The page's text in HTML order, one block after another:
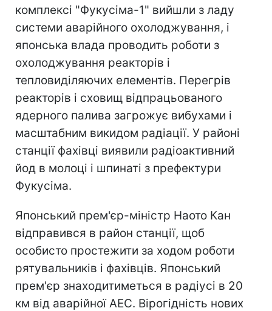
комплексі "Фукусіма-1" вийшли з ладу
системи аварійного охолоджування, і
японська влада проводить роботи з
охолоджування реакторів і
тепловиділяючих елементів. Перегрів
реакторів і сховищ відпрацьованого
ядерного палива загрожує вибухами і
масштабним викидом радіації. У районі
станції фахівці виявили радіоактивний
йод в молоці і шпинаті з префектури
Фукусіма.
Японський прем'єр-міністр Наото Кан
відправився в район станції, щоб
особисто простежити за ходом роботи
рятувальників і фахівців. Японський
прем'єр знаходитиметься в радіусі в 20
км від аварійної АЕС. Вірогідність нових